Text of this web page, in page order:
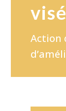
Action